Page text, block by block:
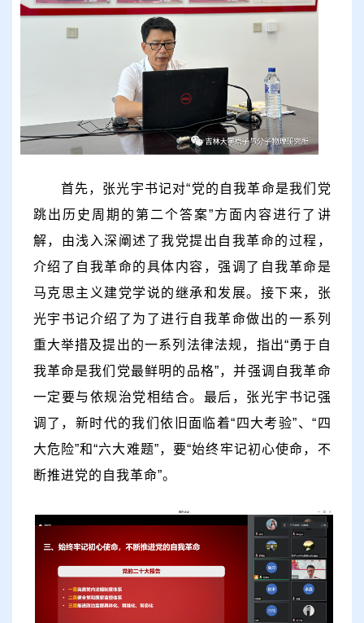
首先，张光宇书记对“党的自我革命是我们党
跳出历史周期的第二个答案”方面内容进行了讲
解，由浅入深阐述了我党提出自我革命的过程，
介绍了自我革命的具体内容，强调了自我革命是
马克思主义建党学说的继承和发展。接下来，张
光宇书记介绍了为了进行自我革命做出的一系列
重大举措及提出的一系列法律法规，指出“勇于自
我革命是我们党最鲜明的品格”，并强调自我革命
一定要与依规治党相结合。最后，张光宇书记强
调了，新时代的我们依旧面临着“ 四大考验”、“ 四
大危险”和“六大难题”，要“始终牢记初心使命，不
断推进党的自我革命”。